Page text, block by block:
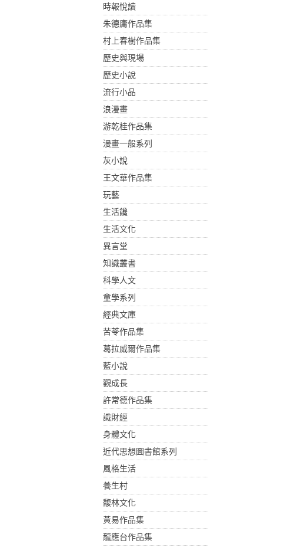
時報悅讀
朱德庸作品集
村上春樹作品集
歷史與現場
歷史小說
流行小品
浪漫畫
游乾桂作品集
漫畫一般系列
灰小說
王文華作品集
玩藝
生活饞
生活文化
異言堂
知識叢書
科學人文
童學系列
經典文庫
苦苓作品集
葛拉威爾作品集
藍小說
觀成長
許常德作品集
識財經
身體文化
近代思想圖書館系列
風格生活
養生村
馥林文化
黃易作品集
龍應台作品集